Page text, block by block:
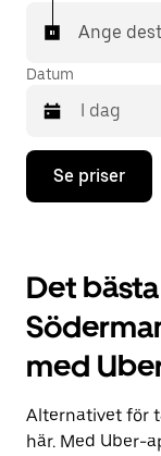
Ange
Datum
Tryck
nedåtpilen
kalendern
och
välja
ett
datum.
Tryck
ESC-
knappen
Se priser
Det
med
Alternativet för
här. Med Uber-